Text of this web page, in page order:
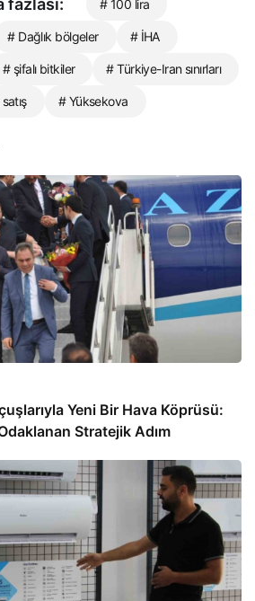
fazlası: # 100 lira
# Dağlık bölgeler # İHA
# şifalı bitkiler # Türkiye-Iran sınırları
# Yüksekova
Yeni Bir Hava Köprüsü:
Stratejik Adım